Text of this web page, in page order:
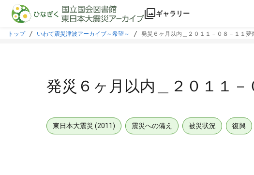
本文に飛ぶ
ギャラリー
トップ いわて震災津波アーカイブ～希望～ 発災６ヶ月以内＿２０１１－０８－１１夢
発災６ヶ月以内＿２０１１－
東日本大震災 (2011) 震災への備え 被災状況 復興